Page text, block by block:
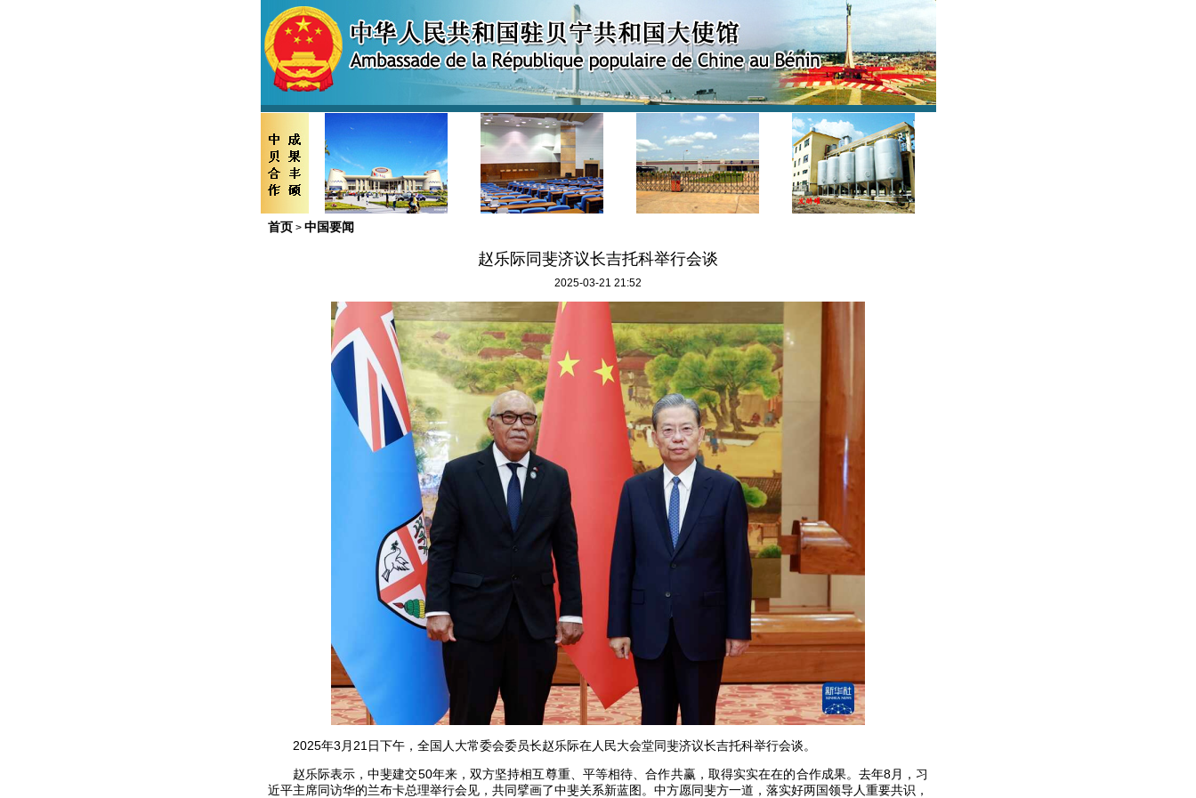
首页 > 中国要闻
赵乐际同斐济议长吉托科举行会谈
2025-03-21 21:52
2025年3月21日下午，全国人大常委会委员长赵乐际在人民大会堂同斐济议长吉托科举行会谈。
赵乐际表示，中斐建交50年来，双方坚持相互尊重、平等相待、合作共赢，取得实实在在的合作成果。去年8月，习
近平主席同访华的兰布卡总理举行会见，共同擘画了中斐关系新蓝图。中方愿同斐方一道，落实好两国领导人重要共识，